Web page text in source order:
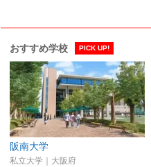
おすすめ学校 PICK UP!
阪南大学
私立大学｜大阪府